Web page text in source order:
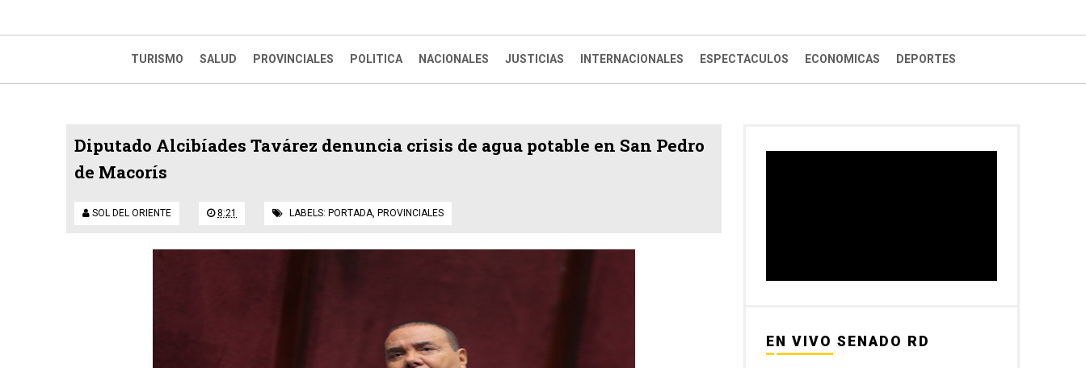
TURISMO SALUD PROVINCIALES POLITICA NACIONALES JUSTICIAS INTERNACIONALES ESPECTACULOS ECONOMICAS DEPORTES
Diputado Alcibíades Tavárez denuncia crisis de agua potable en San Pedro
de Macorís
SOL DEL ORIENTE 8:21 LABELS: PORTADA PROVINCIALES
EN VIVO SENADO RD